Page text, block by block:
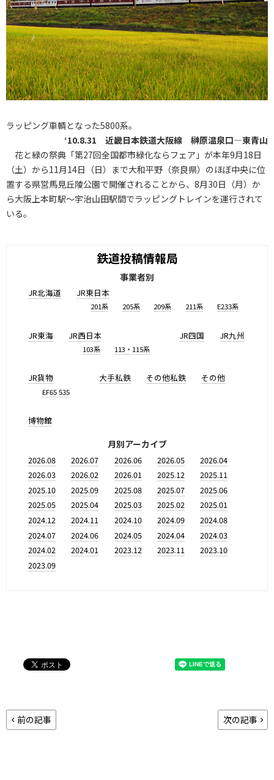
ラッピング車輌となった5800系。
‘10.8.31 近畿日本鉄道大阪線 榊原温泉口―東青山
花と緑の祭典「第27回全国都市緑化ならフェア」が本年9月18日
（土）から11月14日（日）まで大和平野（奈良県）のほぼ中央に位
置する県営馬見丘陵公園で開催されることから、8月30日（月）か
ら大阪上本町駅～宇治山田駅間でラッピングトレインを運行されて
いる。
鉄道投稿情報局
事業者別
JR北海道 JR東日本
201系 205系 209系 211系 E233系
JR東海 JR西日本
103系 113・115系
JR四国 JR九州
JR貨物
EF65 535
大手私鉄 その他私鉄 その他
博物館
月別アーカイブ
2026.08 2026.07 2026.06 2026.05
2026.04
2026.03
2026.02 2026.01 2025.12
2025.11
2025.10
2025.09 2025.08 2025.07
2025.06
2025.05
2025.04 2025.03 2025.02
2025.01
2024.12
2024.11 2024.10 2024.09
2024.08
2024.07
2024.06 2024.05 2024.04
2024.03
2024.02
2024.01 2023.12 2023.11
2023.10
2023.09
前の記事 次の記事